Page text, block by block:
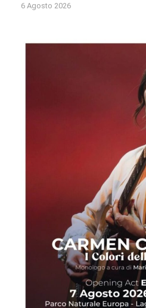
6 Agosto 2026